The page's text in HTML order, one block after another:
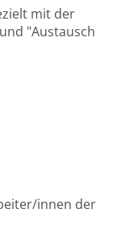
mit der
"Austausch
innen der